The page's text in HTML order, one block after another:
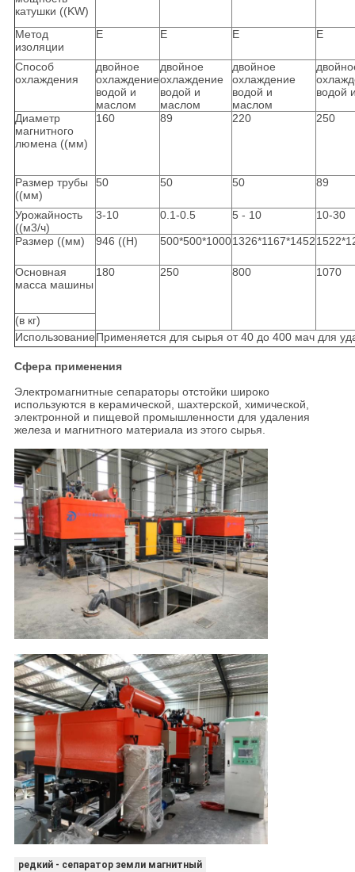
катушки ((KW)
Метод
изоляции
Е Е Е Е
Способ
охлаждения
двойное
охлаждение
водой и
маслом
двойное
охлаждение
водой и
маслом
двойное
охлаждение
водой и
маслом
водой
Диаметр
магнитного
люмена ((мм)
160 89 220 250
Размер трубы
((мм)
50 50 50 89
Урожайность
((м3/ч)
3-10 0.1-0.5 5 - 10 10-30
Размер ((мм) 946 ((H) 500*500*10001326*1167*1452
Основная
масса машины
180 250 800 1070
(в кг)
ИспользованиеПрименяется для сырья от 40 до 400 мач для
Сфера применения
Электромагнитные сепараторы отстойки широко
используются в керамической, шахтерской, химической,
электронной и пищевой промышленности для удаления
железа и магнитного материала из этого сырья.
редкий - сепаратор земли магнитный